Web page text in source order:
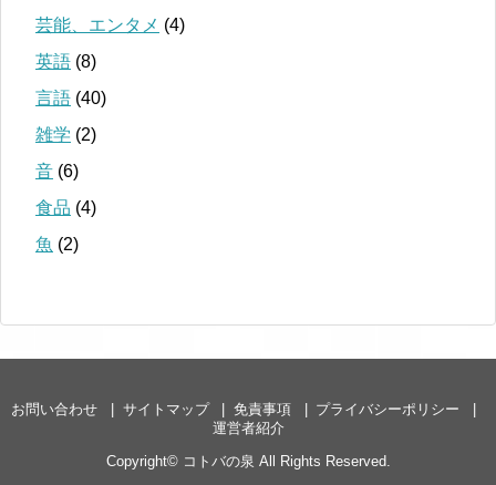
芸能、エンタメ (4)
英語 (8)
言語 (40)
雑学 (2)
音 (6)
食品 (4)
魚 (2)
お問い合わせ サイトマップ 免責事項
プライバシーポリシー
運営者紹介
Copyright© コトバの泉 All Rights Reserved.